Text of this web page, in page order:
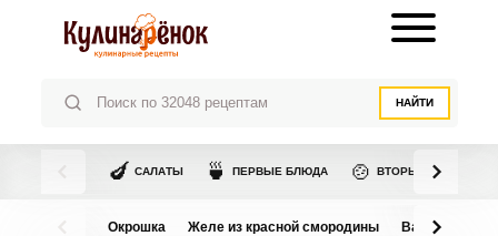
НАЙТИ
🍆 САЛАТЫ 🍵 ПЕРВЫЕ БЛЮДА 🍲 ВТОРЫЕ БЛЮДА
Окрошка Желе из красной смородины Варенье из